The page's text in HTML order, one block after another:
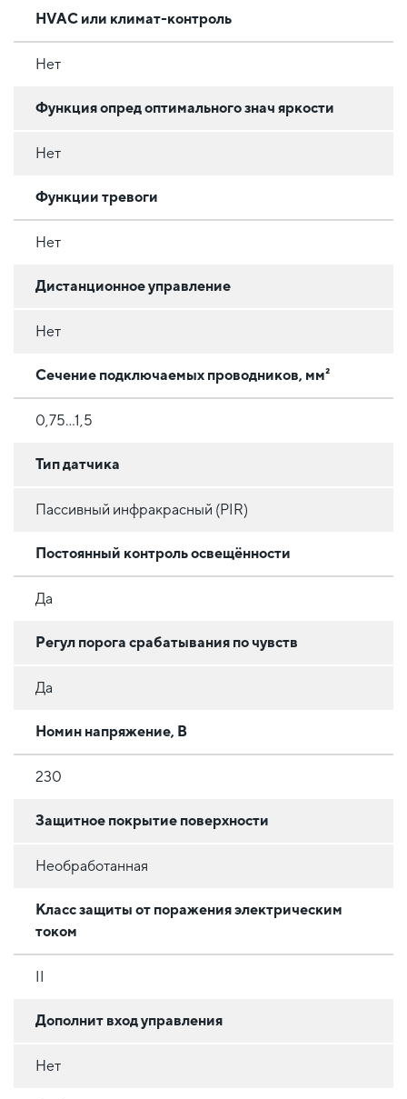
HVAC или климат-контроль
Нет
Функция опред оптимального знач яркости
Нет
Функции тревоги
Нет
Дистанционное управление
Нет
Сечение подключаемых проводников, мм²
0,75...1,5
Тип датчика
Пассивный инфракрасный (PIR)
Постоянный контроль освещённости
Да
Регул порога срабатывания по чувств
Да
Номин напряжение, В
230
Защитное покрытие поверхности
Необработанная
Класс защиты от поражения электрическим
током
II
Дополнит вход управления
Нет